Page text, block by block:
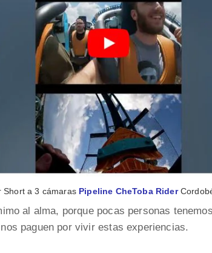
Short a 3 cámaras Pipeline CheToba Rider
al alma, porque pocas personas
paguen por vivir estas experiencias.